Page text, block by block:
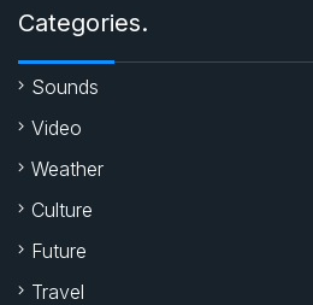
o
k
Categories.
Sounds
Video
Weather
Culture
Future
Travel